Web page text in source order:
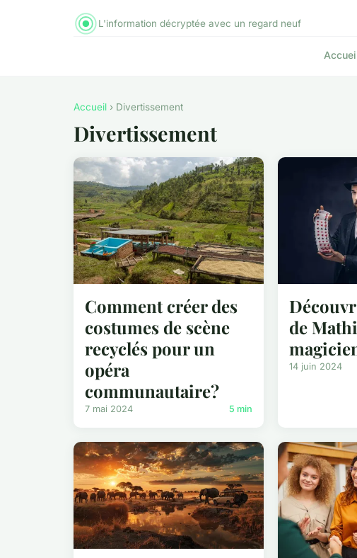
L'information décryptée avec un regard neuf
Accueil › Divertissement
Divertissement
Comment créer des
costumes de scène
recyclés pour un
opéra
communautaire?
7 mai 2024 5 min
de
14 juin 2024